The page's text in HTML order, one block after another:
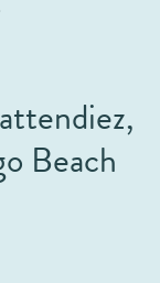
Beach